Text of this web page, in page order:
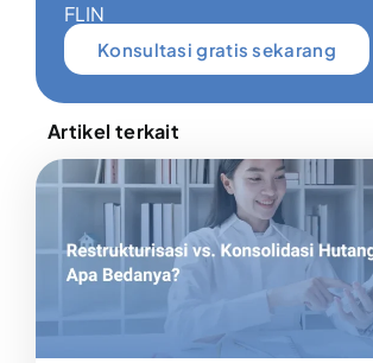
FLIN
Konsultasi gratis sekarang
Artikel terkait